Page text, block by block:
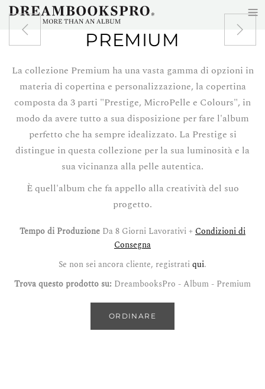
Skip to main contentPREMIUM
La collezione Premium ha una vasta gamma di opzioni in
materia di copertina e personalizzazione, la copertina
composta da 3 parti "Prestige, MicroPelle e Colours", in
modo da avere tutto a sua disposizione per fare l'album
perfetto che ha sempre idealizzato. La Prestige si
distingue in questa collezione per la sua luminosità e la
sua vicinanza alla pelle autentica.
È quell'album che fa appello alla creatività del suo
progetto.
Tempo di Produzione Da 8 Giorni Lavorativi + Condizioni di
Consegna
Se non sei ancora cliente, registratiqui.
Trova questo prodotto su: DreambooksPro - Album - Premium
ORDINARE
≡